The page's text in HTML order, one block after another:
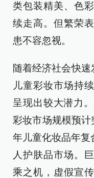
类包装精美、色
续走高。但繁荣
患不容忽视。
随着经济社会快速
儿童彩妆市场持
呈现出较大潜力
彩妆市场规模预计
年儿童化妆品年复
人护肤品市场。
乘之机，虚假宣